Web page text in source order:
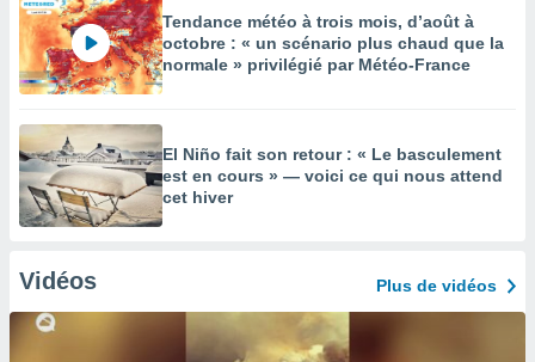
Tendance météo à trois mois, d’août à
octobre : « un scénario plus chaud que la
normale » privilégié par Météo-France
El Niño fait son retour : « Le basculement
est en cours » — voici ce qui nous attend
cet hiver
Vidéos Plus de vidéos